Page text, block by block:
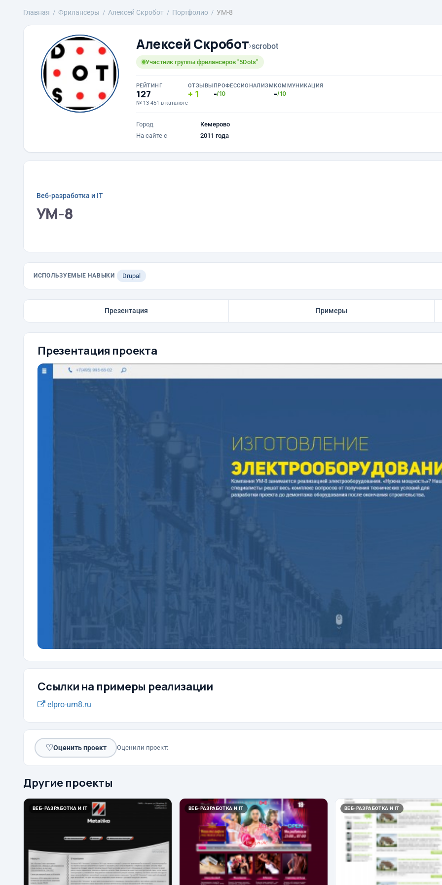
Главная Фрилансеры Алексей Скробот Портфолио УМ-8
Алексей Скробот›scrobot
Участник группы фрилансеров "5Dots"
РЕЙТИНГ
127
№ 13 451 в каталоге
ОТЗЫВЫ
1
ПРОФЕССИОНАЛИЗМ
-/10
КОММУНИКАЦИЯ
-/10
Город
Кемерово
На сайте с
2011 года
Веб-разработка и IT
УМ-8
ИСПОЛЬЗУЕМЫЕ НАВЫКИ Drupal
Презентация Примеры
Презентация проекта
Ссылки на примеры реализации
elpro-um8.ru
♡Оценить проект Оценили проект:
Другие проекты
ВЕБ-РАЗРАБОТКА И IT ВЕБ-РАЗРАБОТКА И IT ВЕБ-РАЗРАБОТКА И IT